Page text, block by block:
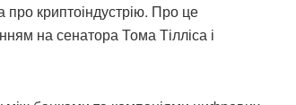
криптоіндустрію. Про це
на сенатора Тома Тілліса і